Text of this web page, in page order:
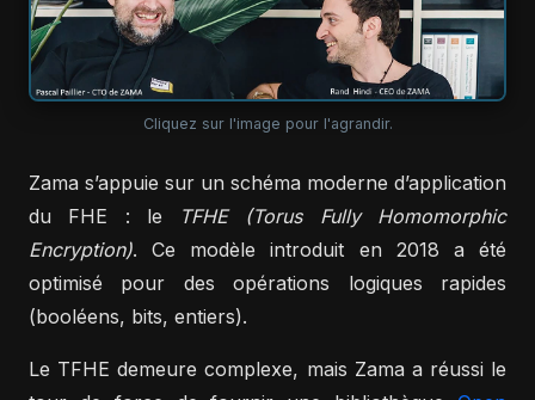
Cliquez sur l'image pour l'agrandir.
Zama s’appuie sur un schéma moderne d’application
du FHE : le
TFHE (Torus Fully Homomorphic
Encryption). Ce modèle introduit en 2018 a été
optimisé pour des opérations logiques rapides
(booléens, bits, entiers).
Le TFHE demeure complexe, mais Zama a réussi le